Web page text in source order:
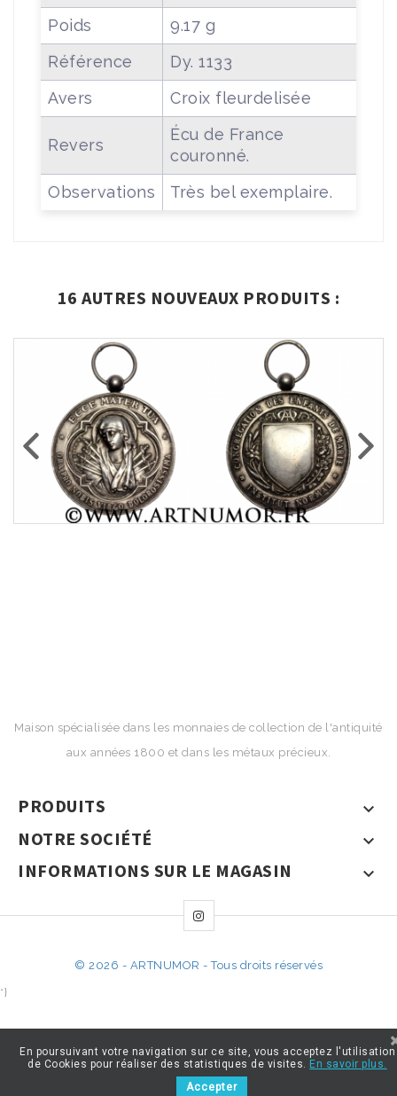
Poids
9.17 g
Référence
Dy. 1133
Avers
Croix fleurdelisée
Revers
Écu de France
couronné.
Observations
Très bel exemplaire.
16 AUTRES NOUVEAUX PRODUITS :
Maison spécialisée dans les monnaies de collection de l'antiquité
aux années 1800 et dans les métaux précieux.
PRODUITS 
NOTRE SOCIÉTÉ 
INFORMATIONS SUR LE MAGASIN 
© 2026 - ARTNUMOR - Tous droits réservés
*}
En poursuivant votre navigation sur ce site, vous acceptez l'utilisation
de Cookies pour réaliser des statistiques de visites. En savoir plus.
Accepter